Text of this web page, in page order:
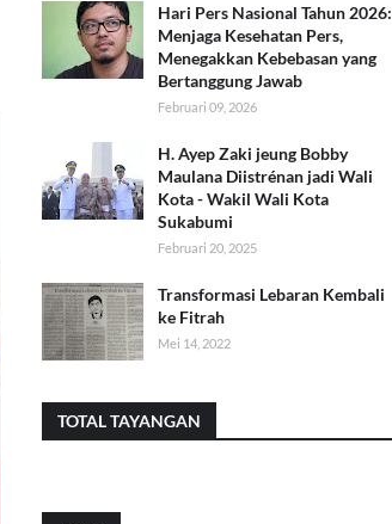
Hari Pers Nasional Tahun 2026:
Menjaga Kesehatan Pers,
Menegakkan Kebebasan yang
Bertanggung Jawab
Februari 09, 2026
H. Ayep Zaki jeung Bobby
Maulana Diistrénan jadi Wali
Kota - Wakil Wali Kota
Sukabumi
Februari 20, 2025
Transformasi Lebaran Kembali
ke Fitrah
Mei 14, 2022
TOTAL TAYANGAN